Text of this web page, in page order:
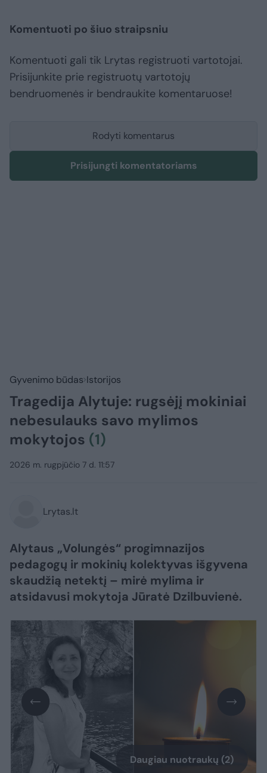
Komentuoti po šiuo straipsniu
Komentuoti gali tik Lrytas registruoti vartotojai.
Prisijunkite prie registruotų vartotojų
bendruomenės ir bendraukite komentaruose!
Rodyti komentarus
Prisijungti komentatoriams
Gyvenimo būdas Istorijos
Tragedija Alytuje: rugsėjį mokiniai
nebesulauks savo mylimos
mokytojos (1)
2026 m. rugpjūčio 7 d. 11:57
Lrytas.lt
Alytaus „Volungės“ progimnazijos
pedagogų ir mokinių kolektyvas išgyvena
skaudžią netektį – mirė mylima ir
atsidavusi mokytoja Jūratė Dzilbuvienė.
Daugiau nuotraukų (2)